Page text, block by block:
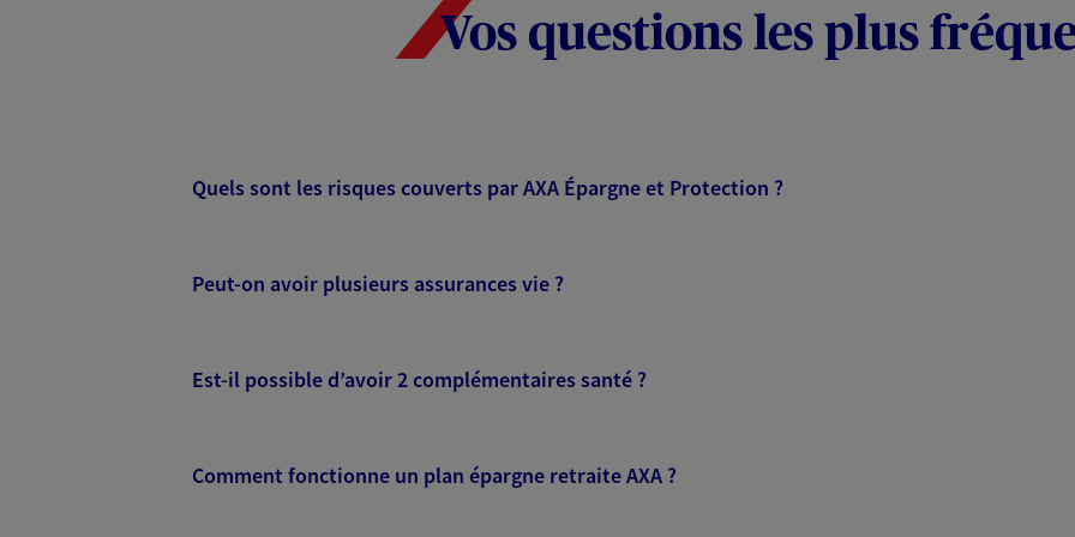
Vos questions les plus
Quels sont les risques couverts par AXA Épargne et Protection ?
Peut-on avoir plusieurs assurances vie ?
Est-il possible d’avoir 2 complémentaires santé ?
Comment fonctionne un plan épargne retraite AXA ?